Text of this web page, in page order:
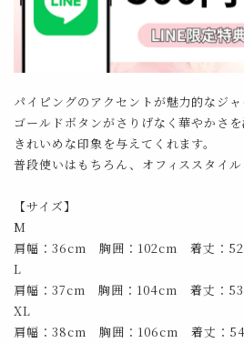
パイピングのアクセントが魅力的なジャ
ゴールドボタンがさりげなく華やかさを
きれいめな印象を与えてくれます。
普段使いはもちろん、オフィススタイル
【サイズ】
M
肩幅：36cm 胸囲：102cm 着丈：
L
肩幅：37cm 胸囲：104cm 着丈：
XL
肩幅：38cm 胸囲：106cm 着丈：